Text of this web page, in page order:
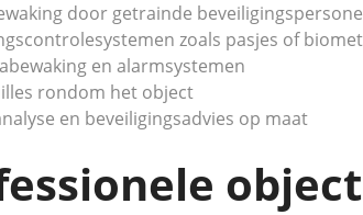
door getrainde
zoals pasjes of
en alarmsystemen
rondom het object
en beveiligingsadvies op maat